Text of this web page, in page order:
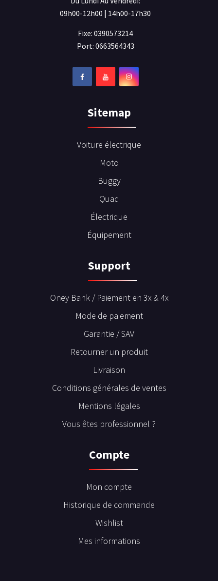
09h00-12h00 | 14h00-17h30
Fixe: 0390573214
Port: 0663564343
Sitemap
Voiture électrique
Moto
Buggy
Quad
Électrique
Équipement
Support
Oney Bank / Paiement en 3x & 4x
Mode de paiement
Garantie / SAV
Retourner un produit
Livraison
Conditions générales de ventes
Mentions légales
Vous êtes professionnel ?
Compte
Mon compte
Historique de commande
Wishlist
Mes informations